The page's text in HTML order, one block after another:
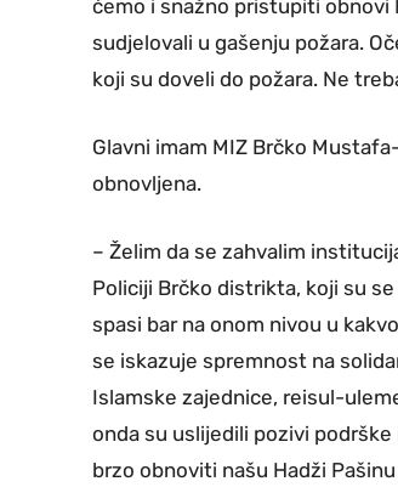
ćemo i snažno pristupiti obnovi
sudjelovali u gašenju požara.
koji su doveli do požara. Ne
Glavni imam MIZ Brčko
obnovljena.
– Želim da se zahvalim
Policiji Brčko distrikta, koji su
spasi bar na onom nivou u
se iskazuje spremnost na
Islamske zajednice, reisul-
onda su uslijedili pozivi
brzo obnoviti našu Hadži